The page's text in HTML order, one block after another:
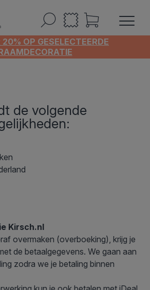
20% OP GESELECTEERDE
de volgende
Kirsch.nl
overmaken (overboeking), krijg je
de betaalgegevens. We gaan aan
zodra we je betaling binnen